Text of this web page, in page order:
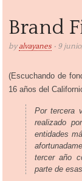
Brand
byalvayanes • 9
(Escuchando de
16 años del
Por tercera
realizado
entidades
tercer año
parte de